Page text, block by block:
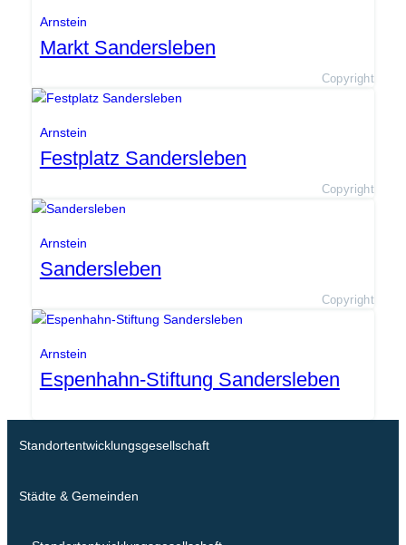
Arnstein
Markt Sandersleben
Copyright
Arnstein
Festplatz Sandersleben
Copyright
Arnstein
Sandersleben
Copyright
Arnstein
Espenhahn-Stiftung Sandersleben
Standortentwicklungsgesellschaft
Städte & Gemeinden